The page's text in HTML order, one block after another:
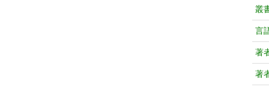
叢
言
著
著